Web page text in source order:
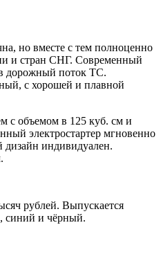
но вместе с тем полноценно
и стран СНГ. Современный
дорожный поток ТС.
с хорошей и плавной
с объемом в 125 куб. см и
электростартер мгновенно
дизайн индивидуален.
рублей. Выпускается
синий и чёрный.